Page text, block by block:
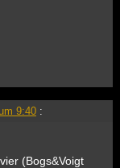
9:40 :
(Bogs&Voigt